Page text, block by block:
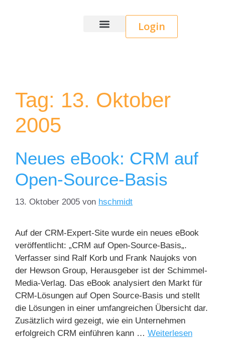
Login
Tag: 13. Oktober
2005
Neues eBook: CRM auf
Open-Source-Basis
13. Oktober 2005 von hschmidt
Auf der CRM-Expert-Site wurde ein neues eBook
veröffentlicht: „CRM auf Open-Source-Basis„.
Verfasser sind Ralf Korb und Frank Naujoks von
der Hewson Group, Herausgeber ist der Schimmel-
Media-Verlag. Das eBook analysiert den Markt für
CRM-Lösungen auf Open Source-Basis und stellt
die Lösungen in einer umfangreichen Übersicht dar.
Zusätzlich wird gezeigt, wie ein Unternehmen
erfolgreich CRM einführen kann … Weiterlesen